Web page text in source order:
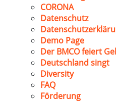
CORONA
Datenschutz
Demo Page
Der BMCO feiert
Deutschland singt
Diversity
FAQ
Förderung